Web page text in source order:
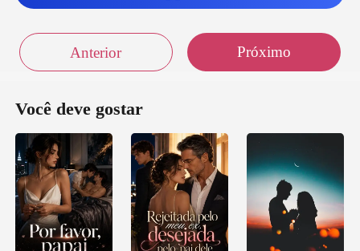
Anterior Próximo
Você deve gostar